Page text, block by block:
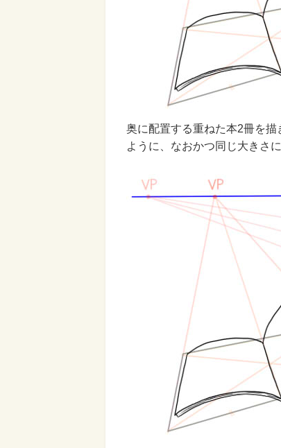
奥に配置する重ねた本2冊を
ように、なおかつ同じ大きさ